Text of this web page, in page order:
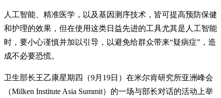
人工智能、精准医学，以及基因测序技术，皆可提高预防保健
和护理的效果，但在使用这类日益先进的工具尤其是人工智能
时，要小心谨慎并加以引导，以避免给群众带来“疑病症”，造
成不必要恐慌。
卫生部长王乙康星期四（9月19日）在米尔肯研究所亚洲峰会
（Milken Institute Asia Summit）的一场与部长对话的活动上举